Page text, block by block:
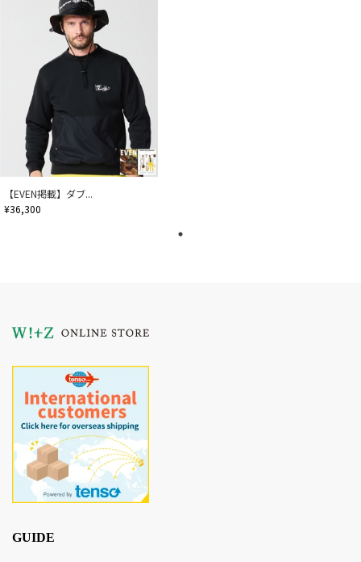
【EVEN掲載】ダブ...
¥36,300
GUIDE